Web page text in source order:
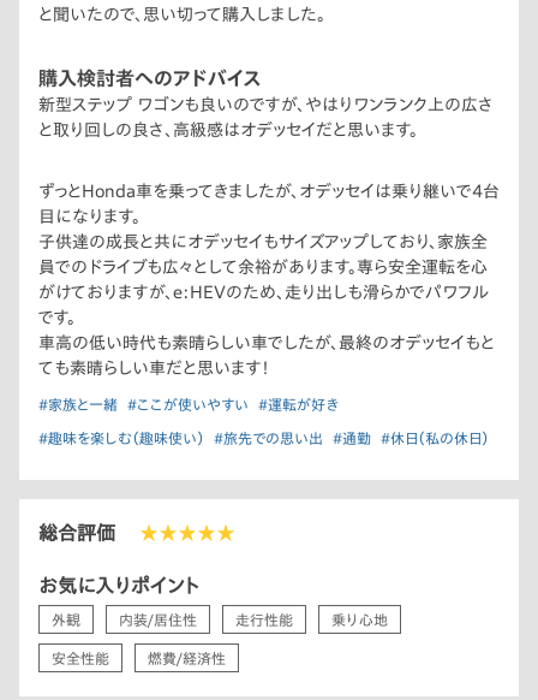
と聞いたので、思い切って購入しました。
購入検討者へのアドバイス
新型ステップ ワゴンも良いのですが、やはりワンランク上の広さ
と取り回しの良さ、高級感はオデッセイだと思います。
ずっとHonda車を乗ってきましたが、オデッセイは乗り継いで4台
目になります。
子供達の成長と共にオデッセイもサイズアップしており、家族全
員でのドライブも広々として余裕があります。専ら安全運転を心
がけておりますが、e:HEVのため、走り出しも滑らかでパワフル
です。
車高の低い時代も素晴らしい車でしたが、最終のオデッセイもと
ても素晴らしい車だと思います！
#家族と一緒 #ここが使いやすい #運転が好き
#趣味を楽しむ（趣味使い） #旅先での思い出 #通勤 #休日（私の休日）
総合評価 ★★★★★
お気に入りポイント
外観 内装/居住性 走行性能 乗り心地
安全性能 燃費/経済性